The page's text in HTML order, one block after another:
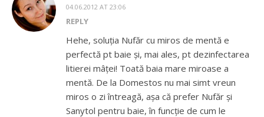
04.06.2012 AT 23:06
REPLY
Hehe, soluția Nufăr cu miros de mentă e
perfectă pt baie și, mai ales, pt dezinfectarea
litierei mâței! Toată baia mare miroase a
mentă. De la Domestos nu mai simt vreun
miros o zi întreagă, așa că prefer Nufăr și
Sanytol pentru baie, în funcție de cum le